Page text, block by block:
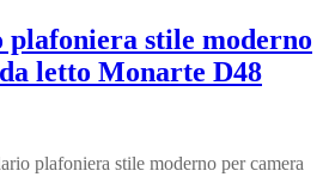
stile moderno
letto Monarte D48
plafoniera stile moderno per camera